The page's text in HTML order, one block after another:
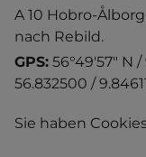
A 10 Hobro-
nach Rebild.
GPS: 56°49'57" N /
56.832500 /
Sie haben